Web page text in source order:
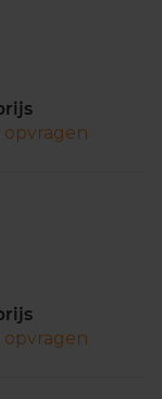
opvragen
opvragen